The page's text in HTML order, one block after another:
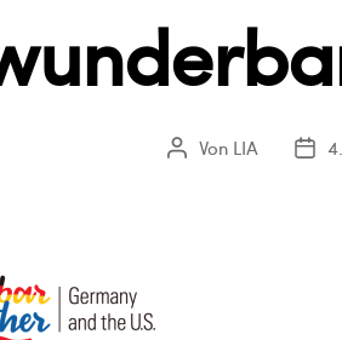
Beitragsautor
Von LIA